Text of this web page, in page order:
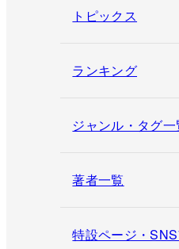
トピックス
ランキング
ジャンル・タグ一
著者一覧
特設ページ・